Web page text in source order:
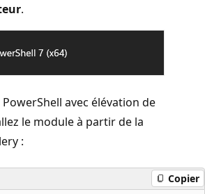
.
avec élévation de
le module à partir de la
:
Copier